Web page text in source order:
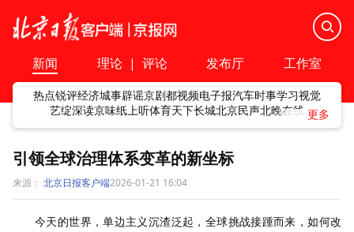
新闻 理论 | 评论 发布厅 工作室
热点锐评经济城事辟谣京剧都视频电子报汽车时事学习视觉
艺绽深读京味纸上听体育天下长城北京民声北晚在线
引领全球治理体系变革的新坐标
来源： 北京日报客户端2026-01-21 16:04
今天的世界，单边主义沉渣泛起，全球挑战接踵而来，如何改